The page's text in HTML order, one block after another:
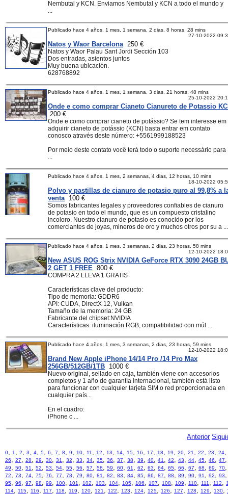
Nembutal y KCN. Enviamos Nembutal y KCN a todo el mundo y
...
Publicado hace 4 años, 1 mes, 1 semana, 2 dias, 8 horas, 28 mins
27-10-2022
Natos y Waor Barcelona250 €
Natos y Waor Palau Sant Jordi Sección 103
Dos entradas, asientos juntos
Muy buena ubicación.
628768892
Publicado hace 4 años, 1 mes, 1 semana, 3 dias, 21 horas, 48 mins
25-10-2022
Onde e como comprar Cianeto Cianureto de Potassio
200 €
Onde e como comprar cianeto de potássio? Se tem interesse em
adquirir cianeto de potássio (KCN) basta entrar em contato
conosco através deste número: +5561999188523
Por meio deste contato você terá todo o suporte necessário para
...
Publicado hace 4 años, 1 mes, 2 semanas, 4 dias, 12 horas, 10 mins
18-10-2022
Polvo y pastillas de cianuro de potasio puro al 99,8% a
venta100 €
Somos fabricantes legales y proveedores confiables de cianuro
de potasio en todo el mundo, que es un compuesto cristalino
incoloro. Nuestro cianuro de potasio es conocido por los
comerciantes de joyas, mineros de oro y muchos otros por su a ...
Publicado hace 4 años, 1 mes, 3 semanas, 2 dias, 23 horas, 58 mins
12-10-2022
New ASUS ROG Strix NVIDIA GeForce RTX 3090 24GB
2 GET 1 FREE 800 €
COMPRA 2 LLEVA 1 GRATIS
Características clave del producto:
Tipo de memoria: GDDR6
API: CUDA, DirectX 12, Vulkan
Tamaño de la memoria: 24 GB
Fabricante del chipset:NVIDIA
Características: iluminación RGB, compatibilidad con múl ...
Publicado hace 4 años, 1 mes, 3 semanas, 2 dias, 23 horas, 59 mins
12-10-2022
Brand New Apple iPhone 14/14 Pro /14 Pro Max
256GB/512GB/1TB 1000 €
Nuevo original, sellado en caja, también viene con accesorios
completos y 1 año de garantía internacional, también está listo
para funcionar con cualquier tarjeta SIM o red proporcionada en
cualquier país...
En el cuadro:
iPhone c ...
Anterior
0, 1 , 2, 3, 4, 5, 6, 7, 8, 9, 10, 11 , 12, 13, 14, 15, 16, 17, 18, 19, 20, 21 , 22, 23, 24,
26, 27, 28, 29, 30, 31 , 32, 33, 34, 35, 36, 37, 38, 39, 40, 41 , 42, 43, 44, 45, 46, 47
49, 50, 51 , 52, 53, 54, 55, 56, 57, 58, 59, 60, 61 , 62, 63, 64, 65, 66, 67, 68, 69, 70
72, 73, 74, 75, 76, 77, 78, 79, 80, 81 , 82, 83, 84, 85, 86, 87, 88, 89, 90, 91 , 92, 93
95, 96, 97, 98, 99, 100, 101 , 102, 103, 104, 105, 106, 107, 108, 109, 110, 111 , 112,
114, 115, 116, 117, 118, 119, 120, 121 , 122, 123, 124, 125, 126, 127, 128, 129, 130,